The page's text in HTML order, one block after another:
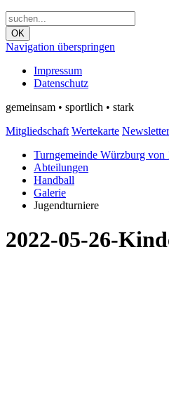
OK
Navigation überspringen
Impressum
Datenschutz
gemeinsam • sportlich • stark
Mitgliedschaft Wertekarte Newsletter
Turngemeinde Würzburg von
Abteilungen
Handball
Galerie
Jugendturniere
2022-05-26-